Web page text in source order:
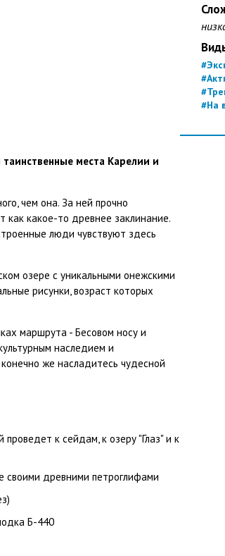
#На
места Карелии и
чем она. За ней прочно
как какое-то древнее заклинание.
люди чувствуют здесь
озере с уникальными онежскими
рисунки, возраст которых
маршрута - Бесовом носу и
наследием и
же насладитесь чудесной
к сейдам, к озеру "Глаз" и к
своими древними петроглифами
Б-440